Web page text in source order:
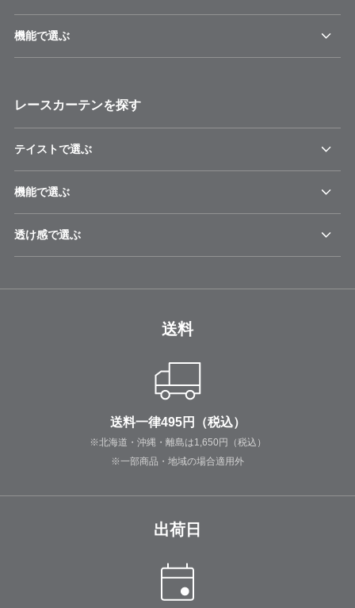
機能で選ぶ
レースカーテンを探す
テイストで選ぶ
機能で選ぶ
透け感で選ぶ
送料
送料一律495円（税込）
※北海道・沖縄・離島は1,650円（税込）
※一部商品・地域の場合適用外
出荷日